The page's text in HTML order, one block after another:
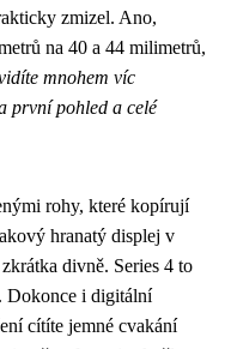
zmizel. Ano,
na 40 a 44 milimetrů,
mnohem víc
první pohled a celé
rohy, které kopírují
hranatý displej v
divně. Series 4 to
Dokonce i digitální
cítíte jemné cvakání